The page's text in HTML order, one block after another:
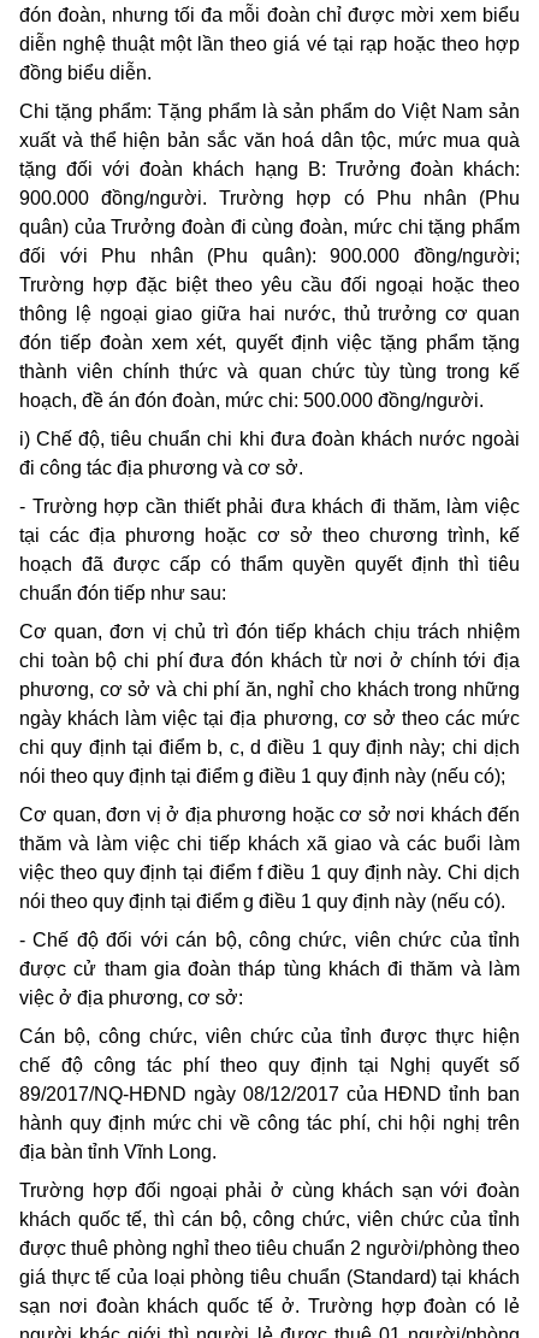
đón đoàn, nhưng tối đa mỗi đoàn chỉ được mời xem biểu
diễn nghệ thuật một lần theo giá vé tại rạp hoặc theo hợp
đồng biểu diễn.
Chi tặng phẩm: Tặng phẩm là sản phẩm do Việt Nam sản
xuất và thể hiện bản sắc văn hoá dân tộc, mức mua quà
tặng đối với đoàn khách hạng B: Trưởng đoàn khách:
900.000 đồng/người. Trường hợp có Phu nhân (Phu
quân) của Trưởng đoàn đi cùng đoàn, mức chi tặng phẩm
đối với Phu nhân (Phu quân): 900.000 đồng/người;
Trường hợp đặc biệt theo yêu cầu đối ngoại hoặc theo
thông lệ ngoại giao giữa hai nước, thủ trưởng cơ quan
đón tiếp đoàn xem xét, quyết định việc tặng phẩm tặng
thành viên chính thức và quan chức tùy tùng trong kế
hoạch, đề án đón đoàn, mức chi: 500.000 đồng/người.
i) Chế độ, tiêu chuẩn chi khi đưa đoàn khách nước ngoài
đi công tác địa phương và cơ sở.
- Trường hợp cần thiết phải đưa khách đi thăm, làm việc
tại các địa phương hoặc cơ sở theo chương trình, kế
hoạch đã được cấp có thẩm quyền quyết định thì tiêu
chuẩn đón tiếp như sau:
Cơ quan, đơn vị chủ trì đón tiếp khách chịu trách nhiệm
chi toàn bộ chi phí đưa đón khách từ nơi ở chính tới địa
phương, cơ sở và chi phí ăn, nghỉ cho khách trong những
ngày khách làm việc tại địa phương, cơ sở theo các mức
chi quy định tại điểm b, c, d điều 1 quy định này; chi dịch
nói theo quy định tại điểm g điều 1 quy định này (nếu có);
Cơ quan, đơn vị ở địa phương hoặc cơ sở nơi khách đến
thăm và làm việc chi tiếp khách xã giao và các buổi làm
việc theo quy định tại điểm f điều 1 quy định này. Chi dịch
nói theo quy định tại điểm g điều 1 quy định này (nếu có).
- Chế độ đối với cán bộ, công chức, viên chức của tỉnh
được cử tham gia đoàn tháp tùng khách đi thăm và làm
việc ở địa phương, cơ sở:
Cán bộ, công chức, viên chức của tỉnh được thực hiện
chế độ công tác phí theo quy định tại Nghị quyết số
89/2017/NQ-HĐND ngày 08/12/2017 của HĐND tỉnh ban
hành quy định mức chi về công tác phí, chi hội nghị trên
địa bàn tỉnh Vĩnh Long.
Trường hợp đối ngoại phải ở cùng khách sạn với đoàn
khách quốc tế, thì cán bộ, công chức, viên chức của tỉnh
được thuê phòng nghỉ theo tiêu chuẩn 2 người/phòng theo
giá thực tế của loại phòng tiêu chuẩn (Standard) tại khách
sạn nơi đoàn khách quốc tế ở. Trường hợp đoàn có lẻ